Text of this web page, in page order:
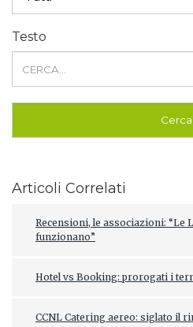
Testo
Articoli Correlati
Recensioni, le associazioni: “Le
funzionano”
Hotel vs Booking: prorogati i
CCNL Catering aereo: siglato il